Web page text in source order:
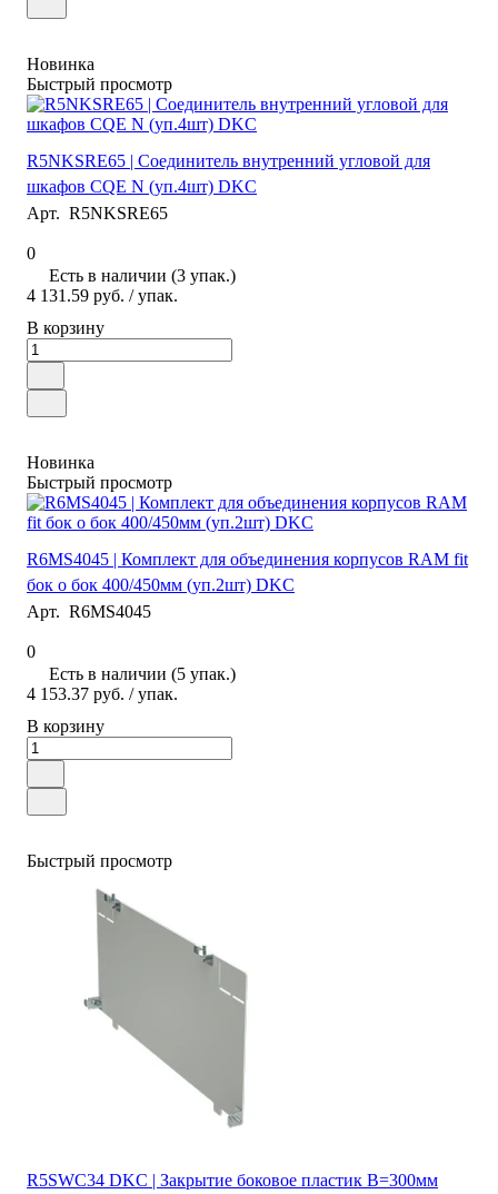
Новинка
Быстрый просмотр
R5NKSRE65 | Соединитель внутренний угловой для
шкафов CQE N (уп.4шт) DKC
Арт. R5NKSRE65
0
Есть в наличии (3 упак.)
4 131.59 руб. / упак.
В корзину
Новинка
Быстрый просмотр
R6MS4045 | Комплект для объединения корпусов RAM fit
бок о бок 400/450мм (уп.2шт) DKC
Арт. R6MS4045
0
Есть в наличии (5 упак.)
4 153.37 руб. / упак.
В корзину
Быстрый просмотр
R5SWC34 DKC | Закрытие боковое пластик В=300мм